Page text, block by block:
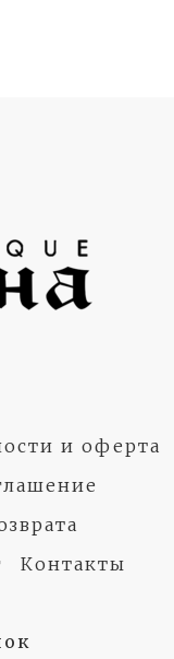
и оферта
Контакты